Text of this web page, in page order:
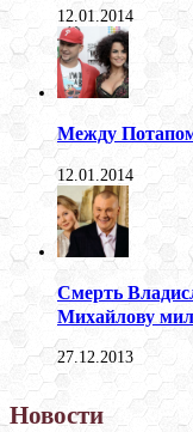
12.01.2014
Между
12.01.2014
Смерть
Михайлову
27.12.2013
Новости